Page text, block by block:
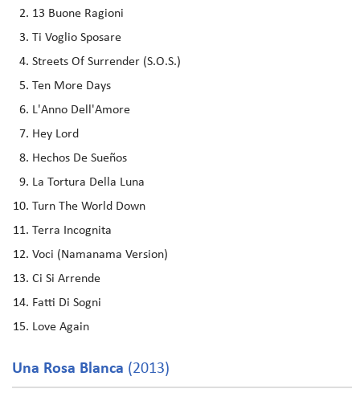
13 Buone Ragioni
Ti Voglio Sposare
Streets Of Surrender (S.O.S.)
Ten More Days
L'Anno Dell'Amore
Hey Lord
Hechos De Sueños
La Tortura Della Luna
Turn The World Down
Terra Incognita
Voci (Namanama Version)
Ci Si Arrende
Fatti Di Sogni
Love Again
Una Rosa Blanca (2013)